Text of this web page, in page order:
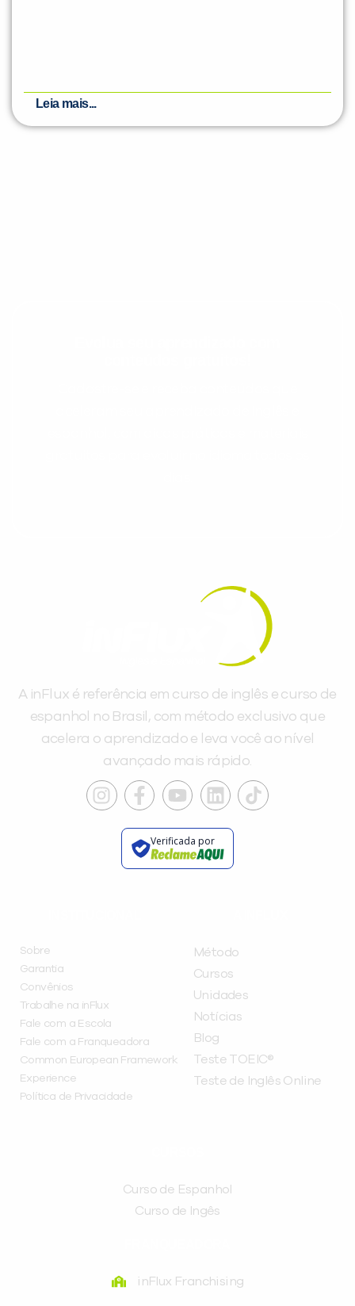
Leia mais...
A inFlux é referência em curso de inglês e curso de
espanhol no Brasil, com método exclusivo que
acelera o aprendizado e leva você ao nível
avançado mais rápido.
Verificada por
Sobre
Garantia
Convênios
Trabalhe na inFlux
Fale com a Escola
Fale com a Franqueadora
Common European Framework
Experience
Política de Privacidade
Método
Cursos
Unidades
Notícias
Blog
Teste TOEIC®
Teste de Inglês Online
Curso de Espanhol
Curso de Ingês
inFlux Franchising